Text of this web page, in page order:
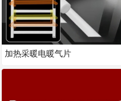
加热采暖电暖气片